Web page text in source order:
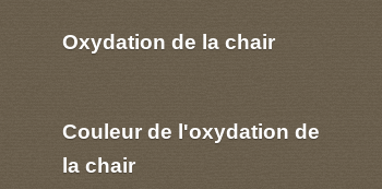
Oxydation de la chair
Couleur de l'oxydation de
la chair